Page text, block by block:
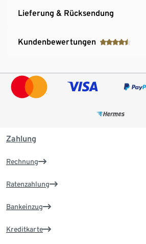
Lieferung & Rücksendung
Kundenbewertungen
Zahlung
Rechnung
Ratenzahlung
Bankeinzug
Kreditkarte